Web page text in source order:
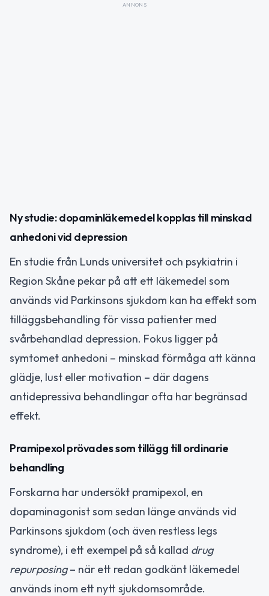
ANNONS
Ny studie: dopaminläkemedel kopplas till minskad
anhedoni vid depression
En studie från Lunds universitet och psykiatrin i
Region Skåne pekar på att ett läkemedel som
används vid Parkinsons sjukdom kan ha effekt som
tilläggsbehandling för vissa patienter med
svårbehandlad depression. Fokus ligger på
symtomet anhedoni – minskad förmåga att känna
glädje, lust eller motivation – där dagens
antidepressiva behandlingar ofta har begränsad
effekt.
Pramipexol prövades som tillägg till ordinarie
behandling
Forskarna har undersökt pramipexol, en
dopaminagonist som sedan länge används vid
Parkinsons sjukdom (och även restless legs
syndrome), i ett exempel på så kallad drug
repurposing– när ett redan godkänt läkemedel
används inom ett nytt sjukdomsområde.